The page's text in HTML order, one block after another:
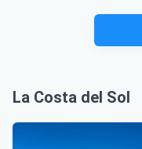
La Costa del Sol